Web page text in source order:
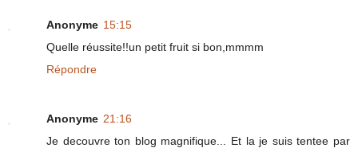
Anonyme 15:15
Quelle réussite!!un petit fruit si bon,mmmm
Répondre
Anonyme 21:16
Je decouvre ton blog magnifique... Et la je suis tentee par